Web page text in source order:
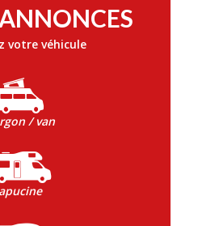
votre véhicule
/ van